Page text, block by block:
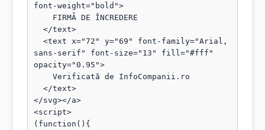
font-weight="bold">
sans-serif" font-size="13" fill="#fff"
opacity="0.95">
</svg></a>
<script>
(function(){